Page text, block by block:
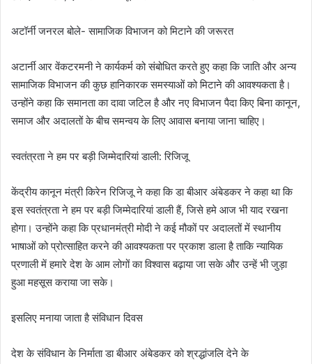
अटॉर्नी जनरल बोले- सामाजिक विभाजन को मिटाने की जरूरत
अटार्नी आर वेंकटरमनी ने कार्यकर्म को संबोधित करते हुए कहा कि जाति और अन्य
सामाजिक विभाजन की कुछ हानिकारक समस्याओं को मिटाने की आवश्यकता है।
उन्होंने कहा कि समानता का दावा जटिल है और नए विभाजन पैदा किए बिना कानून,
समाज और अदालतों के बीच समन्वय के लिए आवास बनाया जाना चाहिए।
स्वतंत्रता ने हम पर बड़ी जिम्मेदारियां डाली: रिजिजू
केंद्रीय कानून मंत्री किरेन रिजिजू ने कहा कि डा बीआर अंबेडकर ने कहा था कि
इस स्वतंत्रता ने हम पर बड़ी जिम्मेदारियां डाली हैं, जिसे हमे आज भी याद रखना
होगा। उन्होंने कहा कि प्रधानमंत्री मोदी ने कई मौकों पर अदालतों में स्थानीय
भाषाओं को प्रोत्साहित करने की आवश्यकता पर प्रकाश डाला है ताकि न्यायिक
प्रणाली में हमारे देश के आम लोगों का विश्वास बढ़ाया जा सके और उन्हें भी जुड़ा
हुआ महसूस कराया जा सके।
इसलिए मनाया जाता है संविधान दिवस
देश के संविधान के निर्माता डा बीआर अंबेडकर को श्रद्धांजलि देने के